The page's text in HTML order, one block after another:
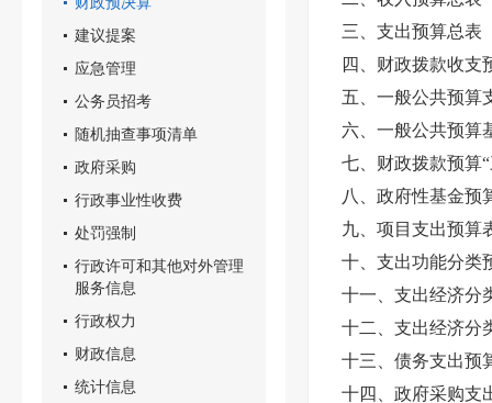
建议提案
应急管理
公务员招考
随机抽查事项清单
政府采购
行政事业性收费
处罚强制
行政许可和其他对外管理
服务信息
行政权力
财政信息
统计信息
三、支出预算总表
四、财政拨款收支
五、一般公共预算
六、一般公共预算
七、财政拨款预算
八、政府性基金预
九、项目支出预算
十、支出功能分类
十一、支出经济分
十二、支出经济分
十三、债务支出预
十四、政府采购支